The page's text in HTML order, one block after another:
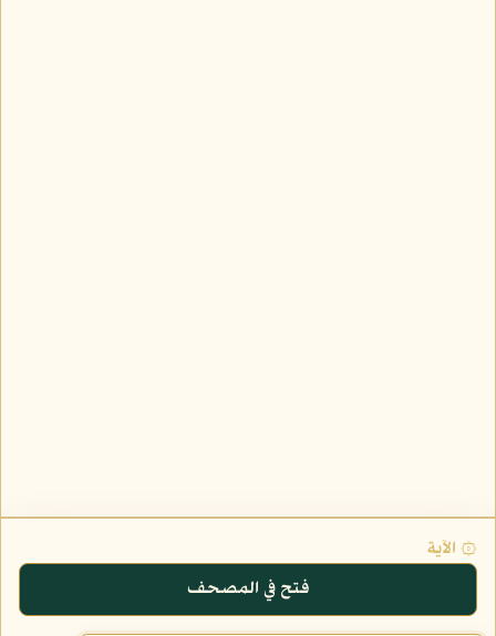
۞ الآية
فتح في المصحف